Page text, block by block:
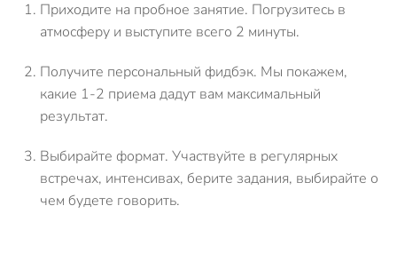
Приходите на пробное занятие. Погрузитесь в
атмосферу и выступите всего 2 минуты.
Получите персональный фидбэк. Мы покажем,
какие 1-2 приема дадут вам максимальный
результат.
Выбирайте формат. Участвуйте в регулярных
встречах, интенсивах, берите задания, выбирайте о
чем будете говорить.